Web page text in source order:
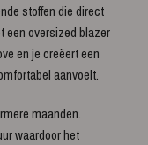
stoffen die direct
een oversized blazer
en je creëert een
aanvoelt.
maanden.
waardoor het